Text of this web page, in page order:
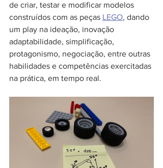
de criar, testar e modificar modelos
construídos com as peças LEGO, dando
um play na ideação, inovação
adaptabilidade, simplificação,
protagonismo, negociação, entre outras
habilidades e competências exercitadas
na prática, em tempo real.